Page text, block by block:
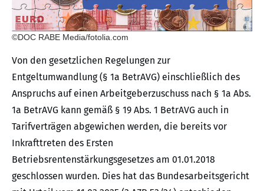
©DOC RABE Media/fotolia.com
Von den gesetzlichen Regelungen zur
Entgeltumwandlung (§ 1a BetrAVG) einschließlich des
Anspruchs auf einen Arbeitgeberzuschuss nach § 1a Abs.
1a BetrAVG kann gemäß § 19 Abs. 1 BetrAVG auch in
Tarifverträgen abgewichen werden, die bereits vor
Inkrafttreten des Ersten
Betriebsrentenstärkungsgesetzes am 01.01.2018
geschlossen wurden. Dies hat das Bundesarbeitsgericht